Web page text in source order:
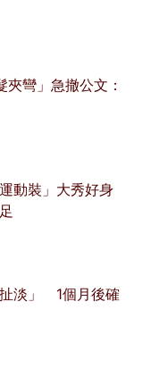
彎」急撤公文：
動裝」大秀好身
淡」 1個月後確